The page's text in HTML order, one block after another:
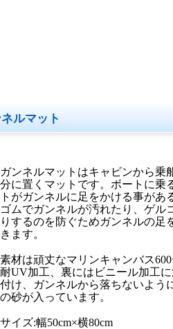
ルマット
ガンネルマットはキャビンから乗
分に置くマットです。ボートに乗
トがガンネルに足をかける事があ
ゴムでガンネルが汚れたり、ゲル
りするのを防ぐためガンネルの足
きます。
素材は頑丈なマリンキャンバス
耐UV加工、裏にはビニール加工に
付け、ガンネルから落ちないよう
の砂が入っています。
サイズ:幅50cm×横80cm